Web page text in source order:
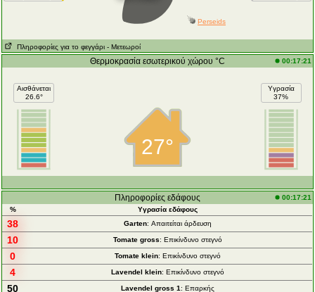
Perseids
Πληροφορίες για το φεγγάρι - Μετεωροί
Θερμοκρασία εσωτερικού χώρου °C 00:17:21
Αισθάνεται
26.6°
27°
Υγρασία
37%
Πληροφορίες εδάφους
00:17:21
%
Υγρασία εδάφους
38 Garten: Απαιτείται άρδευση
10 Tomate gross: Επικίνδυνο στεγνό
0 Tomate klein: Επικίνδυνο στεγνό
4 Lavendel klein: Επικίνδυνο στεγνό
50 Lavendel gross 1 : Επαρκής